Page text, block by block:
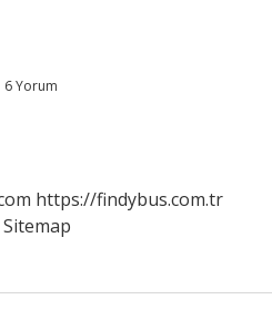
6 Yorum
https://findybus.com.tr
Sitemap